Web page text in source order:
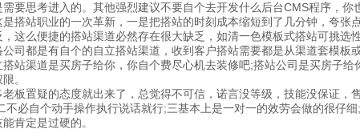
要思考进入的。其他强烈建议不要自个去开发什么后台CMS程序，你
站职业的一次革新，一是把搭站的时刻成本缩短到了几分钟，夸张
这么便捷的搭站渠道必然存在很大缺乏，如清一色模板式搭站可挑选
都是有自个的自立搭站渠道，收到客户搭站需要都是从渠道套模板
站渠道是买房子给你，你自个费尽心机去装修吧;搭站公司是买房子
。
置疑的态度就出来了，总觉得不可信，诺言没等级，技能没保证，
必自个动手操作执行说话就行;三基本上是一对一的效劳会做的很仔
肯定是过硬的。